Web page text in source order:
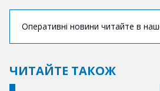
Оперативні новини читайте в
ЧИТАЙТЕ ТАКОЖ